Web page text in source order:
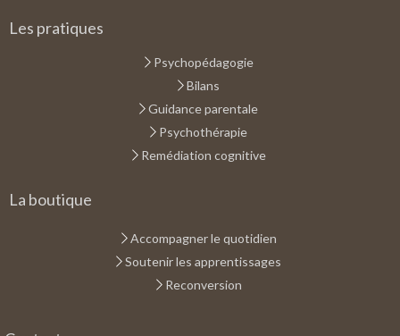
Les pratiques
Psychopédagogie
Bilans
Guidance parentale
Psychothérapie
Remédiation cognitive
La boutique
Accompagner le quotidien
Soutenir les apprentissages
Reconversion